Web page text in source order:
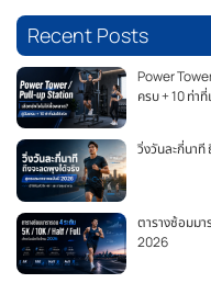
Recent Posts
Power
ครบ + 10 ท่า
วิ่งวันละกี่นาที
ตารางซ้อมม
2026